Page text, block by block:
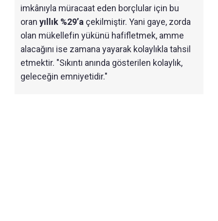
imkânıyla müracaat eden borçlular için bu
oran yıllık %29’a çekilmiştir. Yani gaye, zorda
olan mükellefin yükünü hafifletmek, amme
alacağını ise zamana yayarak kolaylıkla tahsil
etmektir. "Sıkıntı anında gösterilen kolaylık,
geleceğin emniyetidir."